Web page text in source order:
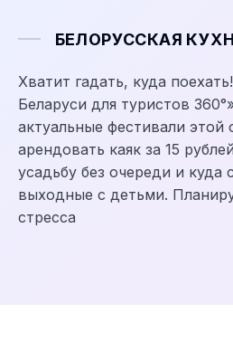
БЕЛОРУССКАЯ
Хватит гадать, куда
Беларуси для туристов
актуальные фестивали этой
арендовать каяк за 15
усадьбу без очереди и куда
выходные с детьми.
стресса